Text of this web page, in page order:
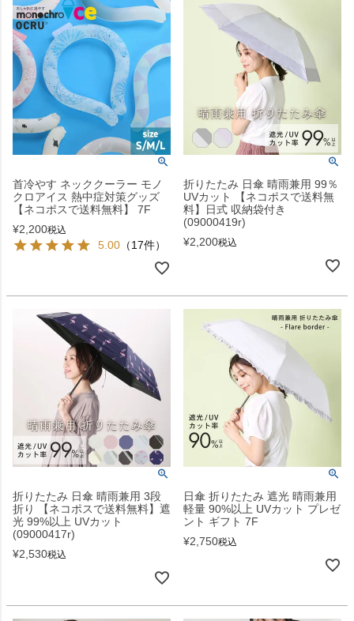
首冷やす ネッククーラー モノ
クロアイス 熱中症対策グッズ
【ネコポスで送料無料】 7F
¥2,200税込
5.00 （17件）
折りたたみ 日傘 晴雨兼用 99％
UVカット 【ネコポスで送料無
料】日式 収納袋付き
(09000419r)
¥2,200税込
折りたたみ 日傘 晴雨兼用 3段
折り 【ネコポスで送料無料】遮
光 99%以上 UVカット
(09000417r)
¥2,530税込
日傘 折りたたみ 遮光 晴雨兼用
軽量 90%以上 UVカット プレゼ
ント ギフト 7F
¥2,750税込